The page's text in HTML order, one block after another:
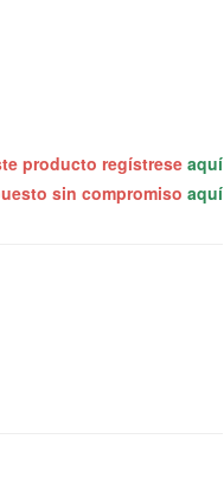
producto regístreseaquí
sin compromiso aquí